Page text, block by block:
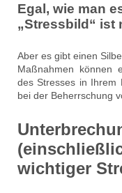
Egal, wie man
„Stressbild“ ist
Aber es gibt einen
Maßnahmen können
des Stresses in Ihrem
bei der Beherrschung
wichtiger